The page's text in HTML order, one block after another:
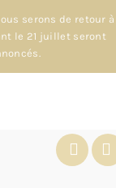
serons de retour à
le 21 juillet seront